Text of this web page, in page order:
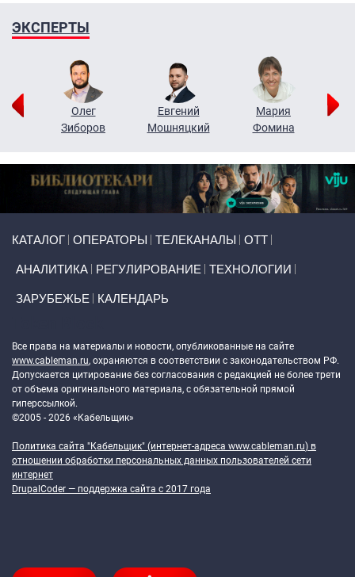
ЭКСПЕРТЫ
Олег
Зиборов
Евгений
Мошняцкий
Мария
Фомина
КАТАЛОГ ОПЕРАТОРЫ ТЕЛЕКАНАЛЫ ОТТ
АНАЛИТИКА РЕГУЛИРОВАНИЕ ТЕХНОЛОГИИ
ЗАРУБЕЖЬЕ КАЛЕНДАРЬ
Все права на материалы и новости, опубликованные на сайте
www.cableman.ru, охраняются в соответствии с законодательством РФ.
Допускается цитирование без согласования с редакцией не более трети
от объема оригинального материала, с обязательной прямой
гиперссылкой.
©2005 - 2026 «Кабельщик»
Политика сайта "Кабельщик" (интернет-адреса www.cableman.ru) в
отношении обработки персональных данных пользователей сети
интернет
DrupalCoder — поддержка сайта c 2017 года